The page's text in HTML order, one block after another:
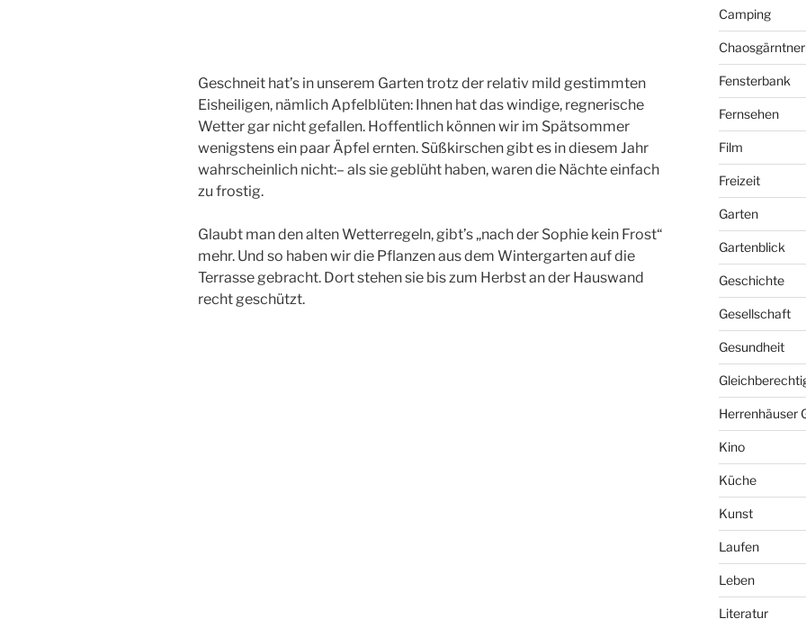
Geschneit hat’s in unserem Garten trotz der relativ mild gestimmten
Eisheiligen, nämlich Apfelblüten: Ihnen hat das windige, regnerische
Wetter gar nicht gefallen. Hoffentlich können wir im Spätsommer
wenigstens ein paar Äpfel ernten. Süßkirschen gibt es in diesem Jahr
wahrscheinlich nicht:– als sie geblüht haben, waren die Nächte einfach
zu frostig.
Glaubt man den alten Wetterregeln, gibt’s „nach der Sophie kein Frost“
mehr. Und so haben wir die Pflanzen aus dem Wintergarten auf die
Terrasse gebracht. Dort stehen sie bis zum Herbst an der Hauswand
recht geschützt.
Camping
Fensterbank
Fernsehen
Film
Freizeit
Garten
Gartenblick
Geschichte
Gesellschaft
Gesundheit
Herrenhäuser
Kino
Küche
Kunst
Laufen
Leben
Literatur